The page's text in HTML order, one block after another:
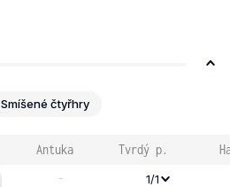
Smíšené čtyřhry
Antuka Tvrdý p.
- 1/1